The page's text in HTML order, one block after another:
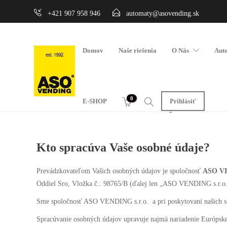
+421 907 958 946 automaty@asovending.sk
Domov Naše riešenia O Nás
E-SHOP 0 Prihlásiť
Ochrana osobných
Kto spracúva Vaše osobné údaje?
Prevádzkovateľom Vašich osobných údajov je spoločnosť ASO
Oddiel Sro, Vložka č.: 98765/B (ďalej len „ASO VENDING
Sme spoločnosť ASO VENDING s.r.o. a pri poskytovaní našich
Spracúvanie osobných údajov upravuje najmä nariadenie